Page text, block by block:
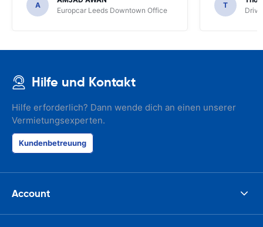
A
Europcar Leeds Downtown Office
T
Hilfe und Kontakt
Hilfe erforderlich? Dann wende dich an einen unserer
Vermietungsexperten.
Kundenbetreuung
Account